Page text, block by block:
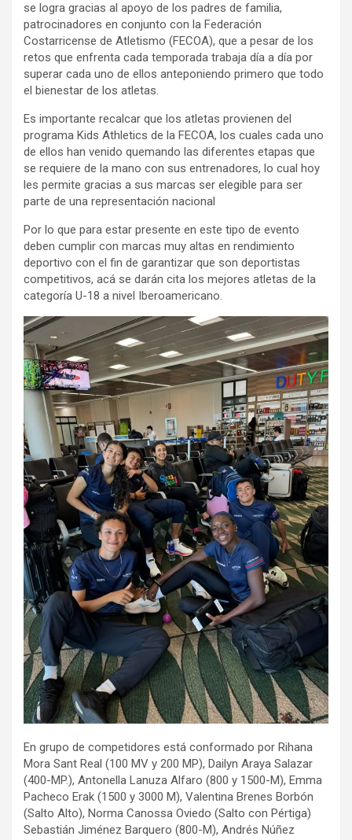
se logra gracias al apoyo de los padres de familia,
patrocinadores en conjunto con la Federación
Costarricense de Atletismo (FECOA), que a pesar de los
retos que enfrenta cada temporada trabaja día a día por
superar cada uno de ellos anteponiendo primero que todo
el bienestar de los atletas.
Es importante recalcar que los atletas provienen del
programa Kids Athletics de la FECOA, los cuales cada uno
de ellos han venido quemando las diferentes etapas que
se requiere de la mano con sus entrenadores, lo cual hoy
les permite gracias a sus marcas ser elegible para ser
parte de una representación nacional
Por lo que para estar presente en este tipo de evento
deben cumplir con marcas muy altas en rendimiento
deportivo con el fin de garantizar que son deportistas
competitivos, acá se darán cita los mejores atletas de la
categoría U-18 a nivel Iberoamericano.
En grupo de competidores está conformado por Rihana
Mora Sant Real (100 MV y 200 MP), Dailyn Araya Salazar
(400-MP.), Antonella Lanuza Alfaro (800 y 1500-M), Emma
Pacheco Erak (1500 y 3000 M), Valentina Brenes Borbón
(Salto Alto), Norma Canossa Oviedo (Salto con Pértiga)
Sebastián Jiménez Barquero (800-M), Andrés Núñez